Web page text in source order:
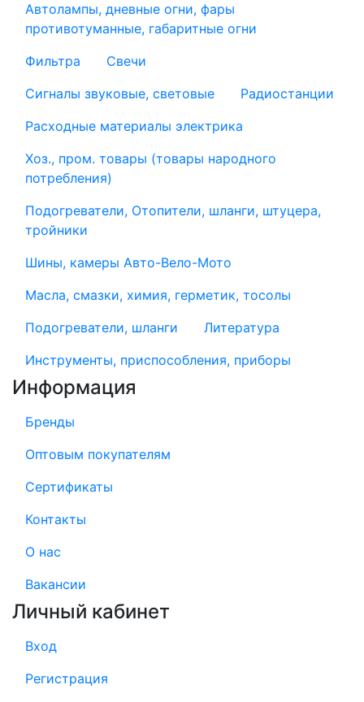
Автолампы, дневные огни, фары
противотуманные, габаритные огни
Фильтра
Свечи
Сигналы звуковые, световые
Радиостанции
Расходные материалы электрика
Хоз., пром. товары (товары народного
потребления)
Подогреватели, Отопители, шланги, штуцера,
тройники
Шины, камеры Авто-Вело-Мото
Масла, смазки, химия, герметик, тосолы
Подогреватели, шланги
Литература
Инструменты, приспособления, приборы
Информация
Бренды
Оптовым покупателям
Сертификаты
Контакты
О нас
Вакансии
Личный кабинет
Вход
Регистрация